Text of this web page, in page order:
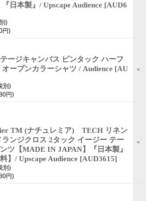
日本製』/ Upscape Audience [AUD6
)
円)
ージキャンバス ピンタック ハーフ
オープンカラーシャツ / Audience [AU
別)
円)
TM (ナチュレミア) TECH リネン
ランジクロス 2タック イージー テー
ツ【MADE IN JAPAN】『日本製』
料】/ Upscape Audience [AUD3615]
別)
円)